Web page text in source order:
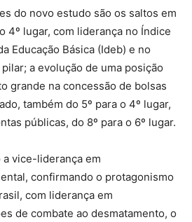
do novo estudo são os saltos em
4º lugar, com liderança no Índice
Educação Básica (Ideb) e no
a evolução de uma posição
grande na concessão de bolsas
também do 5º para o 4º lugar,
públicas, do 8º para o 6º lugar.
vice-liderança em
confirmando o protagonismo
com liderança em
de combate ao desmatamento, o